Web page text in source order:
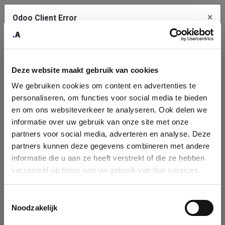
Deze website maakt gebruik van cookies
We gebruiken cookies om content en advertenties te
personaliseren, om functies voor social media te bieden
en om ons websiteverkeer te analyseren. Ook delen we
informatie over uw gebruik van onze site met onze
partners voor social media, adverteren en analyse. Deze
partners kunnen deze gegevens combineren met andere
informatie die u aan ze heeft verstrekt of die ze hebben
verzameld op basis van uw gebruik van hun services.
Noodzakelijk
Company
Identification
Please fill in your company details
You can search a company in our database by name, VAT or
enterprise ID. When a company is selected it will auto-complete the
form. If you don't find your company in our database, you can create
Odoo Client Error ×
service.
See details
Ok